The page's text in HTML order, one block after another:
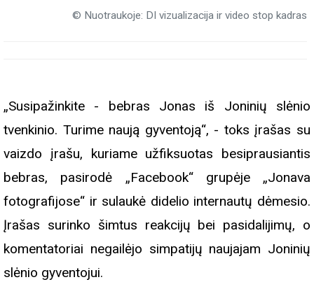
© Nuotraukoje: DI vizualizacija ir video stop kadras
„Susipažinkite - bebras Jonas iš Joninių slėnio
tvenkinio. Turime naują gyventoją“, - toks įrašas su
vaizdo įrašu, kuriame užfiksuotas besiprausiantis
bebras, pasirodė „Facebook“ grupėje „Jonava
fotografijose“ ir sulaukė didelio internautų dėmesio.
Įrašas surinko šimtus reakcijų bei pasidalijimų, o
komentatoriai negailėjo simpatijų naujajam Joninių
slėnio gyventojui.